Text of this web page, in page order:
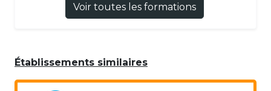
Voir toutes les formations
Établissements similaires